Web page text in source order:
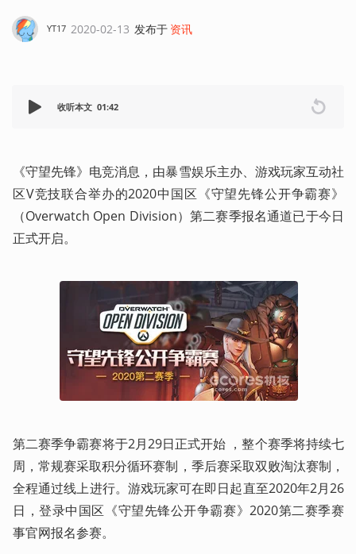
YT17 2020-02-13 发布于 资讯
收听本文 01:42
《守望先锋》电竞消息，由暴雪娱乐主办、游戏玩家互动社
区V竞技联合举办的2020中国区《守望先锋公开争霸赛》
（Overwatch Open Division）第二赛季报名通道已于今日
正式开启。
第二赛季争霸赛将于2月29日正式开始 ，整个赛季将持续七
周，常规赛采取积分循环赛制，季后赛采取双败淘汰赛制，
全程通过线上进行。游戏玩家可在即日起直至2020年2月26
日，登录中国区《守望先锋公开争霸赛》2020第二赛季赛
事官网报名参赛。